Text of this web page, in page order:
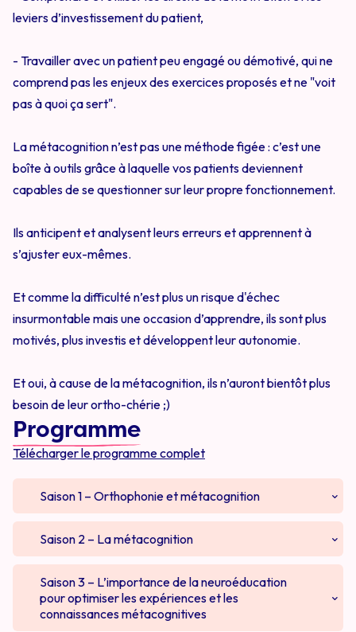
leviers d’investissement du patient,
- Travailler avec un patient peu engagé ou démotivé, qui ne
comprend pas les enjeux des exercices proposés et ne "voit
pas à quoi ça sert".
La métacognition n’est pas une méthode figée : c’est une
boîte à outils grâce à laquelle vos patients deviennent
capables de se questionner sur leur propre fonctionnement.
Ils anticipent et analysent leurs erreurs et apprennent à
s’ajuster eux-mêmes.
Et comme la difficulté n’est plus un risque d'échec
insurmontable mais une occasion d’apprendre, ils sont plus
motivés, plus investis et développent leur autonomie.
Et oui, à cause de la métacognition, ils n’auront bientôt plus
besoin de leur ortho-chérie ;)
Programme
Télécharger le programme complet
Saison 1 – Orthophonie et métacognition
Questionnaire de début de formation
Intro
Épisode 1 : Cadre d’exercice des orthophonistes
Saison 2 – La métacognition
synergie constante
Épisode 2 : Les expériences métacognitives
Saison 3 – L’importance de la neuroéducation
pour optimiser les expériences et les
connaissances métacognitives